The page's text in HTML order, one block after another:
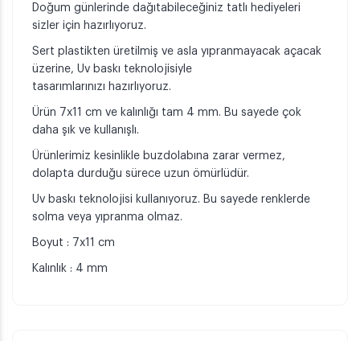
Doğum günlerinde dağıtabileceğiniz tatlı hediyeleri
sizler için hazırlıyoruz.
Sert plastikten üretilmiş ve asla yıpranmayacak açacak
üzerine, Uv baskı teknolojisiyle
tasarımlarınızı hazırlıyoruz.
Ürün 7x11 cm ve kalınlığı tam 4 mm. Bu sayede çok
daha şık ve kullanışlı.
Ürünlerimiz kesinlikle buzdolabına zarar vermez,
dolapta durduğu sürece uzun ömürlüdür.
Uv baskı teknolojisi kullanıyoruz. Bu sayede renklerde
solma veya yıpranma olmaz.
Boyut : 7x11 cm
Kalınlık : 4 mm